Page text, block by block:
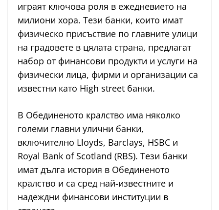
играят ключова роля в ежедневието на
милиони хора. Тези банки, които имат
физическо присъствие по главните улици
на градовете в цялата страна, предлагат
набор от финансови продукти и услуги на
физически лица, фирми и организации са
известни като High street банки.
В Обединеното кралство има няколко
големи главни улични банки,
включително Lloyds, Barclays, HSBC и
Royal Bank of Scotland (RBS). Тези банки
имат дълга история в Обединеното
кралство и са сред най-известните и
надеждни финансови институции в